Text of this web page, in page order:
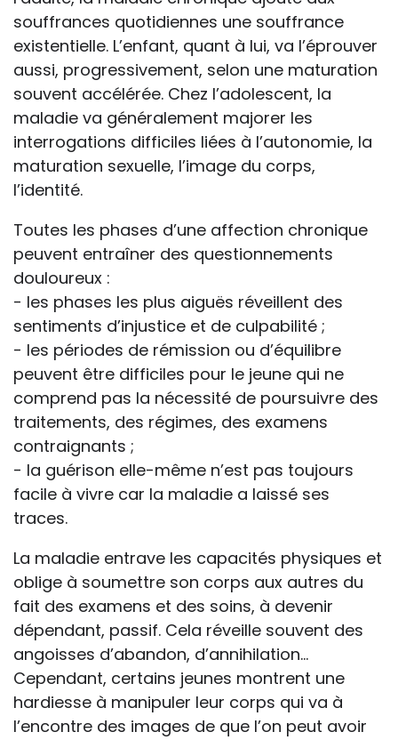
souffrances quotidiennes une souffrance
existentielle. L’enfant, quant à lui, va l’éprouver
aussi, progressivement, selon une maturation
souvent accélérée. Chez l’adolescent, la
maladie va généralement majorer les
interrogations difficiles liées à l’autonomie, la
maturation sexuelle, l’image du corps,
l’identité.
Toutes les phases d’une affection chronique
peuvent entraîner des questionnements
douloureux :
- les phases les plus aiguës réveillent des
sentiments d’injustice et de culpabilité ;
- les périodes de rémission ou d’équilibre
peuvent être difficiles pour le jeune qui ne
comprend pas la nécessité de poursuivre des
traitements, des régimes, des examens
contraignants ;
- la guérison elle-même n’est pas toujours
facile à vivre car la maladie a laissé ses
traces.
La maladie entrave les capacités physiques et
oblige à soumettre son corps aux autres du
fait des examens et des soins, à devenir
dépendant, passif. Cela réveille souvent des
angoisses d’abandon, d’annihilation...
Cependant, certains jeunes montrent une
hardiesse à manipuler leur corps qui va à
l’encontre des images de que l’on peut avoir